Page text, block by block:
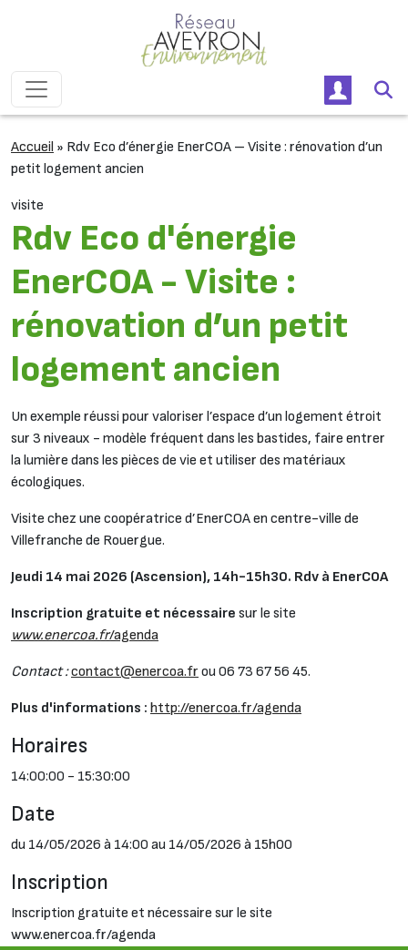
Navigation principale
Accueil » Rdv Eco d’énergie EnerCOA – Visite : rénovation d’un
petit logement ancien
visite
Rdv Eco d'énergie
EnerCOA - Visite :
rénovation d’un petit
logement ancien
Un exemple réussi pour valoriser l’espace d’un logement étroit
sur 3 niveaux - modèle fréquent dans les bastides, faire entrer
la lumière dans les pièces de vie et utiliser des matériaux
écologiques.
Visite chez une coopératrice d’EnerCOA en centre-ville de
Villefranche de Rouergue.
Jeudi 14 mai 2026 (Ascension), 14h-15h30. Rdv à EnerCOA
Inscription gratuite et nécessaire sur le site
www.enercoa.fr/agenda
Contact :contact@enercoa.fr ou 06 73 67 56 45.
Plus d'informations : http://enercoa.fr/agenda
Horaires
14:00:00 - 15:30:00
Date
du 14/05/2026 à 14:00 au 14/05/2026 à 15h00
Inscription
Inscription gratuite et nécessaire sur le site
www.enercoa.fr/agenda